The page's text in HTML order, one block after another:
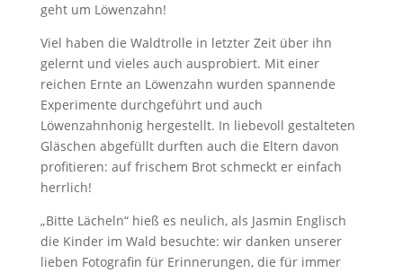
geht um Löwenzahn!
Viel haben die Waldtrolle in letzter Zeit über ihn
gelernt und vieles auch ausprobiert. Mit einer
reichen Ernte an Löwenzahn wurden spannende
Experimente durchgeführt und auch
Löwenzahnhonig hergestellt. In liebevoll gestalteten
Gläschen abgefüllt durften auch die Eltern davon
profitieren: auf frischem Brot schmeckt er einfach
herrlich!
„Bitte Lächeln“ hieß es neulich, als Jasmin Englisch
die Kinder im Wald besuchte: wir danken unserer
lieben Fotografin für Erinnerungen, die für immer